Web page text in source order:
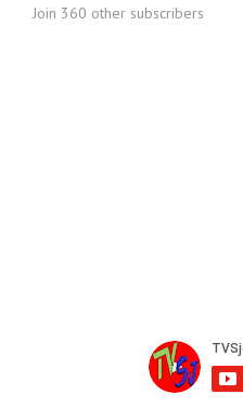
Join 360 other subscribers